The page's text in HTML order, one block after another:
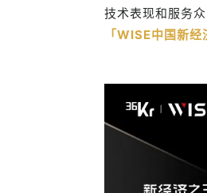
技术表现和服务
「WISE中国新经